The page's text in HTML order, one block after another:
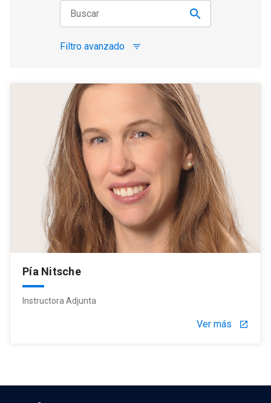
Filtro avanzado filter_list
Pía Nitsche
Instructora Adjunta
Ver más launch